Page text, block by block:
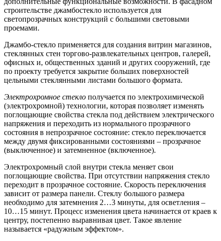
строительстве джамбостекло используется для
светопрозрачных конструкций с большими световыми
проемами.
Джамбо-стекло применяется для создания витрин магазинов,
стеклянных стен торгово-развлекательных центров, галерей,
офисных и, общественных зданий и других сооружений, где
по проекту требуется закрытие больших поверхностей
цельными стеклянными листами большого формата.
Электрохромное стекло получается по электрохимической
(электрохромной) технологии, которая позволяет изменять
поглощающие свойства стекла под действием электрического
напряжения и переходить из нормального прозрачного
состояния в непрозрачное состояние: стекло переключается
между двумя фиксированными состояниями – прозрачное
(выключенное) и затемненное (включенное).
Электрохромный слой внутри стекла меняет свои
поглощающие свойства. При отсутствии напряжения стекло
переходит в прозрачное состояние. Скорость переключения
зависит от размера панели. Стеклу большого размера
необходимо для затемнения 2…3 минуты, для осветления –
10…15 минут. Процесс изменения цвета начинается от краев к
центру, постепенно выравнивая цвет. Такое явление
называется «радужным эффектом».